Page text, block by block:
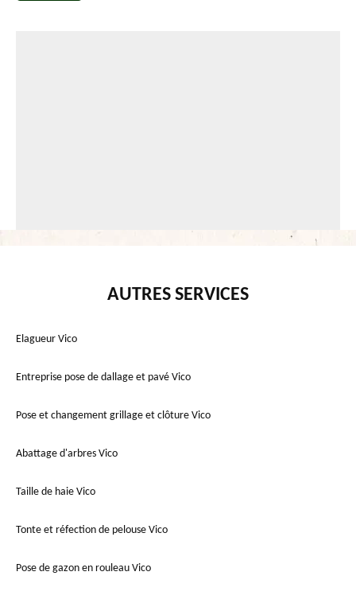
AUTRES SERVICES
Elagueur Vico
Entreprise pose de dallage et pavé Vico
Pose et changement grillage et clôture Vico
Abattage d'arbres Vico
Taille de haie Vico
Tonte et réfection de pelouse Vico
Pose de gazon en rouleau Vico